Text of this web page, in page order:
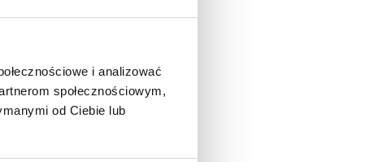
i analizować
społecznościowym,
od Ciebie lub